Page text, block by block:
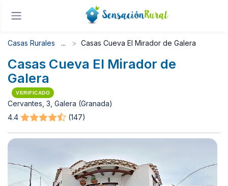
Casas Rurales Casas Cueva El Mirador de Galera
Casas Cueva El Mirador de
Galera
VERIFICADO
Cervantes, 3, Galera (Granada)
4.4
(147)